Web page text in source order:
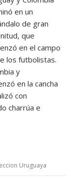
en un
de gran
que
en el campo
los futbolistas.
y
en la cancha
con
charrúa e
Uruguaya